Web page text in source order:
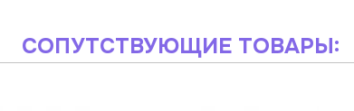
СОПУТСТВУЮЩИЕ ТОВАРЫ: